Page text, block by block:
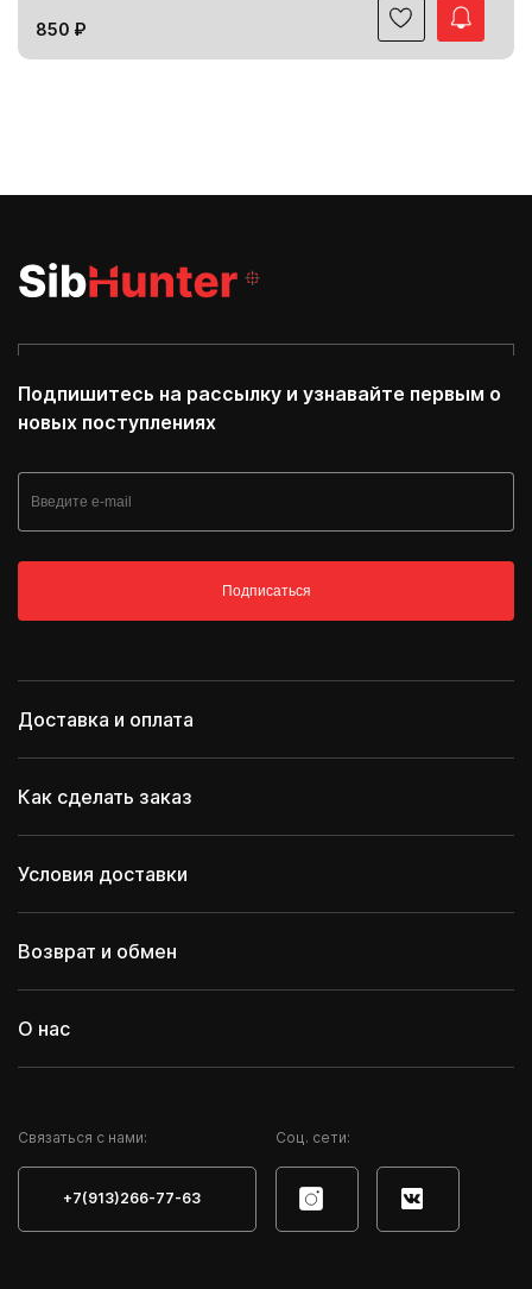
850 ₽
Подпишитесь на рассылку и узнавайте первым о
новых поступлениях
Подписаться
Доставка и оплата
Как сделать заказ
Условия доставки
Возврат и обмен
О нас
Cвязаться с нами:
+7(913)266-77-63
Соц. сети: